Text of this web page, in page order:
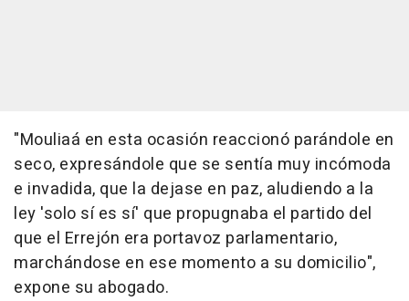
"Mouliaá en esta ocasión reaccionó parándole en
seco, expresándole que se sentía muy incómoda
e invadida, que la dejase en paz, aludiendo a la
ley 'solo sí es sí' que propugnaba el partido del
que el Errejón era portavoz parlamentario,
marchándose en ese momento a su domicilio",
expone su abogado.